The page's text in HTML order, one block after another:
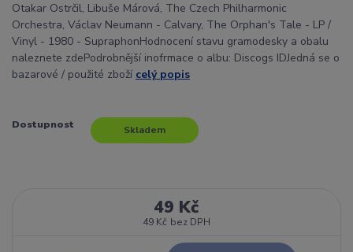
Otakar Ostrčil, Libuše Márová, The Czech Philharmonic
Orchestra, Václav Neumann - Calvary, The Orphan's Tale - LP /
Vinyl - 1980 - SupraphonHodnocení stavu gramodesky a obalu
naleznete zdePodrobnější inofrmace o albu: Discogs IDJedná se o
bazarové / použité zboží celý popis
Dostupnost Skladem
49 Kč
49 Kč bez DPH